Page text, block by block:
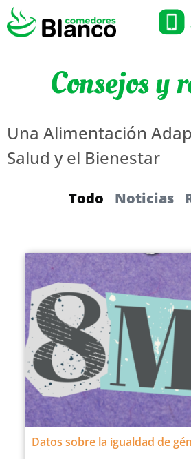
Consejos y
Una Alimentación
Salud y el Bienestar
Noticias
Todo
Datos sobre la igualdad de